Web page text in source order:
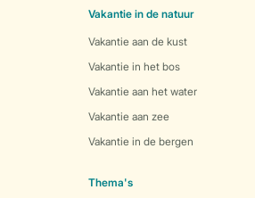
Vakantie in de natuur
Vakantie aan de kust
Vakantie in het bos
Vakantie aan het water
Vakantie aan zee
Vakantie in de bergen
Thema's